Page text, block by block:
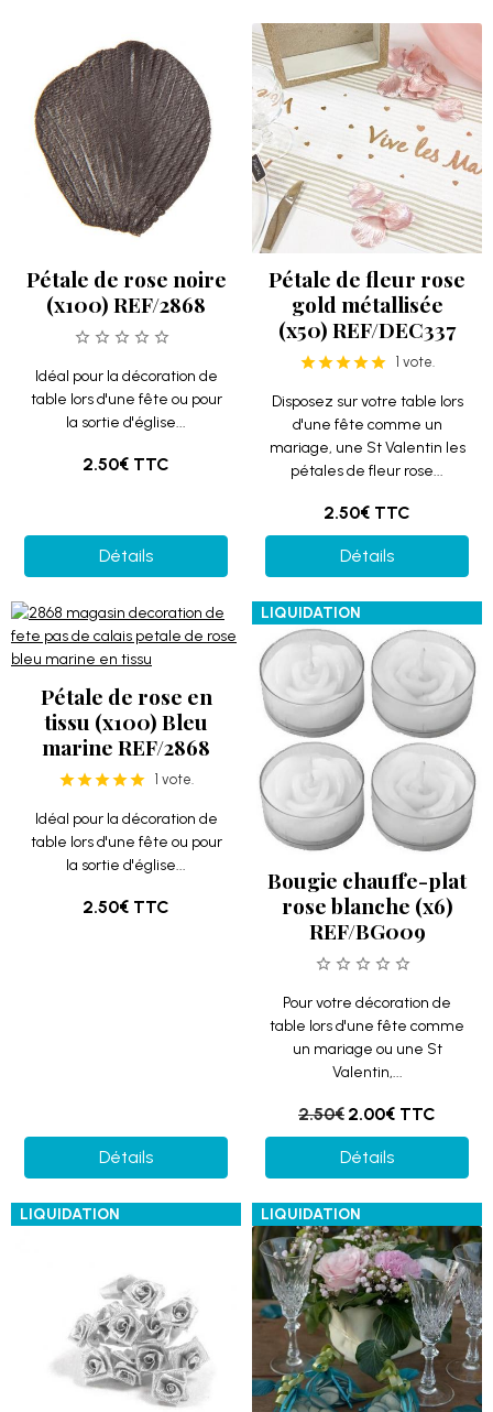
Pétale de rose noire
(x100) REF/2868
Idéal pour la décoration de
table lors d'une fête ou pour
la sortie d'église...
2.50€ TTC
Détails
Pétale de fleur rose
gold métallisée
(x50) REF/DEC337
1 vote.
Disposez sur votre table lors
d'une fête comme un
mariage, une St Valentin les
pétales de fleur rose...
2.50€ TTC
Détails
Pétale de rose en
tissu (x100) Bleu
marine REF/2868
1 vote.
Idéal pour la décoration de
table lors d'une fête ou pour
la sortie d'église...
2.50€ TTC
Détails
LIQUIDATION
Bougie chauffe-plat
rose blanche (x6)
REF/BG009
Pour votre décoration de
table lors d'une fête comme
un mariage ou une St
Valentin,...
2.50€ 2.00€ TTC
Détails
LIQUIDATION LIQUIDATION